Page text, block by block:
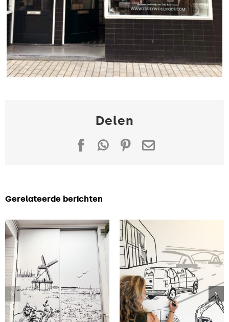
Delen
Facebook
WhatsApp
Pinterest
E-
Gerelateerde berichten
Saaie
schuifdeurkast
wordt
sfeervol
Inspiratie
voor
eigenaars
van saaie